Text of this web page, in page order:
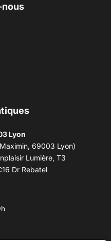
Lyon
69003 Lyon)
Lumière, T3
Dr Rebatel